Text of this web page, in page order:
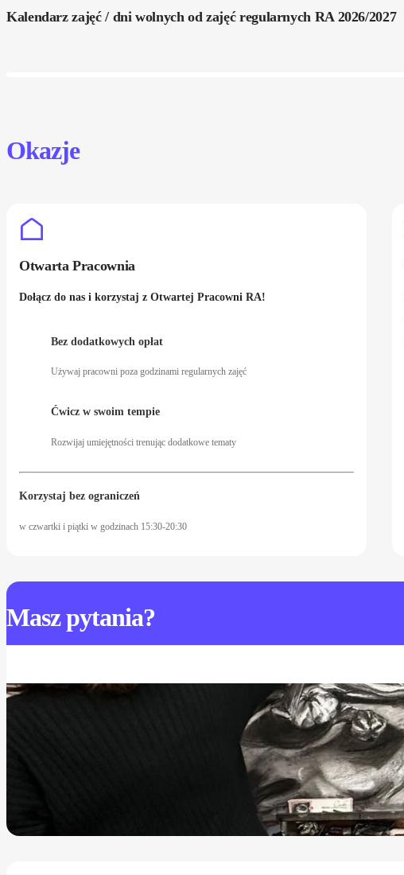
Kalendarz zajęć / dni wolnych od zajęć regularnych RA 2026/2027
Okazje
Otwarta Pracownia
Dołącz do nas i korzystaj z Otwartej Pracowni RA!
Bez dodatkowych opłat
Używaj pracowni poza godzinami regularnych zajęć
Ćwicz w swoim tempie
Rozwijaj umiejętności trenując dodatkowe tematy
Korzystaj bez ograniczeń
w czwartki i piątki w godzinach 15:30-20:30
Maszpytania?